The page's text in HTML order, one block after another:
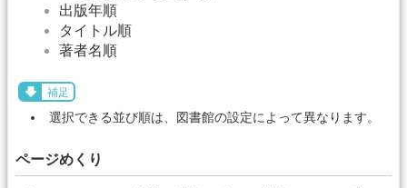
出版年順
タイトル順
著者名順
補足
選択できる並び順は、図書館の設定によって異なります。
ページめくり